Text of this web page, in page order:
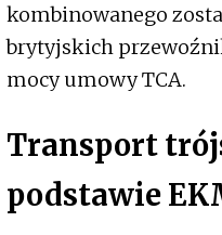
kombinowanego
brytyjskich
mocy umowy TCA.
Transport
podstawie